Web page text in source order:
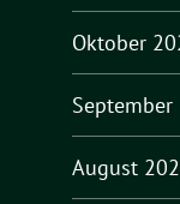
Oktober
September
August